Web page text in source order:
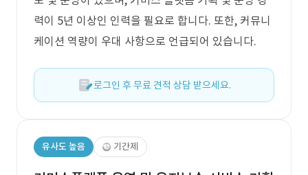
력이 5년 이상인 인력을 필요로 합니다. 또한, 커뮤니
케이션 역량이 우대 사항으로 언급되어 있습니다.
로그인 후 무료 견적 상담 받으세요.
유사도 높음 기간제